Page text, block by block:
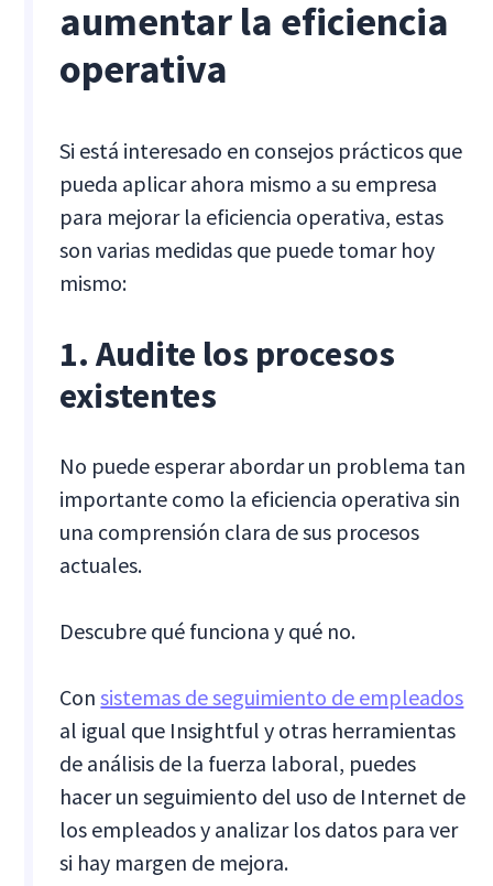
aumentar la eficiencia
operativa
Si está interesado en consejos prácticos que
pueda aplicar ahora mismo a su empresa
para mejorar la eficiencia operativa, estas
son varias medidas que puede tomar hoy
mismo:
1. Audite los procesos
existentes
No puede esperar abordar un problema tan
importante como la eficiencia operativa sin
una comprensión clara de sus procesos
actuales.
Descubre qué funciona y qué no.
Consistemas de seguimiento de empleados
al igual que Insightful y otras herramientas
de análisis de la fuerza laboral, puedes
hacer un seguimiento del uso de Internet de
los empleados y analizar los datos para ver
si hay margen de mejora.